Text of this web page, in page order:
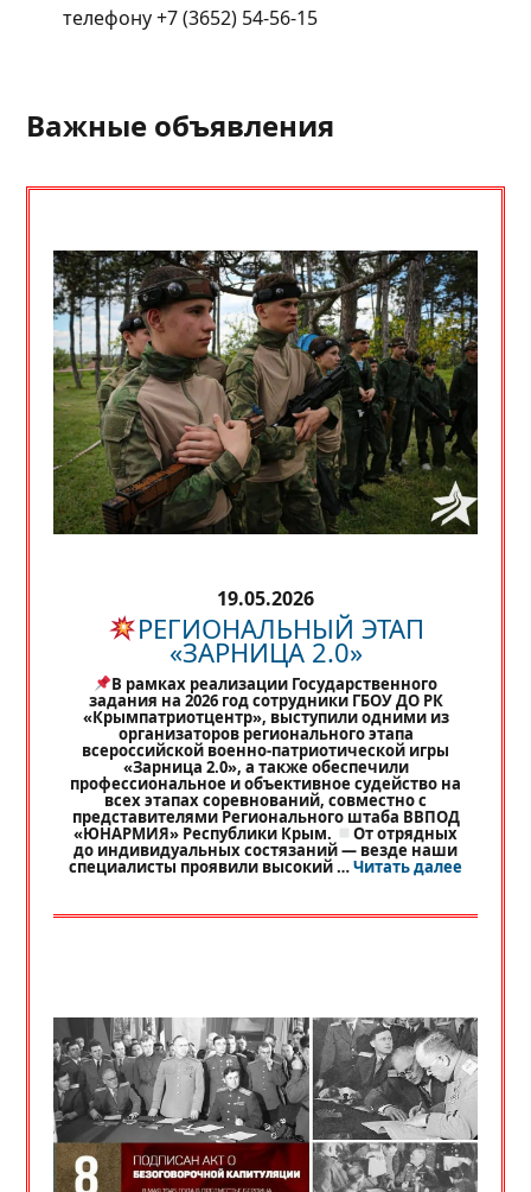
телефону +7 (3652) 54-56-15
Важные объявления
19.05.2026
РЕГИОНАЛЬНЫЙ ЭТАП
«ЗАРНИЦА 2.0»
В рамках реализации Государственного
задания на 2026 год сотрудники ГБОУ ДО РК
«Крымпатриотцентр», выступили одними из
организаторов регионального этапа
всероссийской военно-патриотической игры
«Зарница 2.0», а также обеспечили
профессиональное и объективное судейство на
всех этапах соревнований, совместно с
представителями Регионального штаба ВВПОД
«ЮНАРМИЯ» Республики Крым. От отрядных
до индивидуальных состязаний — везде наши
специалисты проявили высокий …Читать далее«